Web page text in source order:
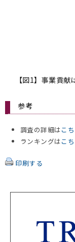
【図1】事業貢
参考
調査の詳細はこ
ランキングはこ
印刷する